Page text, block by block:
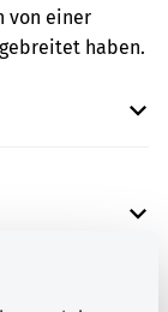
von einer
haben.